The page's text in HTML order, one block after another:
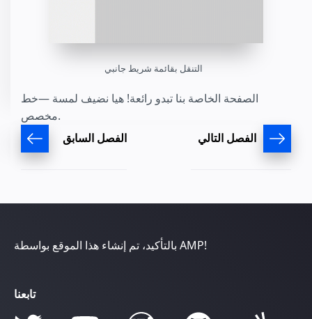
التنقل بقائمة شريط جانبي
الصفحة الخاصة بنا تبدو رائعة! هيا نضيف لمسة —خط
مخصص.
الفصل السابق الفصل التالي
بالتأكيد، تم إنشاء هذا الموقع بواسطة AMP!
تابعنا